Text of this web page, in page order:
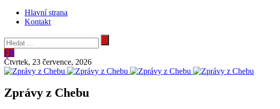
Hlavní strana
Kontakt
FB
Čtvrtek, 23 července, 2026
Zprávy z Chebu